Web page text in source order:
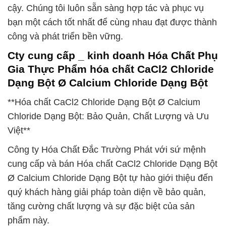
cậy. Chúng tôi luôn sẵn sàng hợp tác và phục vụ
bạn một cách tốt nhất để cùng nhau đạt được thành
công và phát triển bền vững.
Cty cung cấp _ kinh doanh Hóa Chất Phụ
Gia Thực Phẩm hóa chất CaCl2 Chloride
Dạng Bột Ø Calcium Chloride Dạng Bột
**Hóa chất CaCl2 Chloride Dạng Bột Ø Calcium
Chloride Dạng Bột: Bảo Quản, Chất Lượng và Ưu
Việt**
Công ty Hóa Chất Đắc Trường Phát với sứ mệnh
cung cấp và bán Hóa chất CaCl2 Chloride Dạng Bột
Ø Calcium Chloride Dạng Bột tự hào giới thiệu đến
quý khách hàng giải pháp toàn diện về bảo quản,
tăng cường chất lượng và sự đặc biệt của sản
phẩm này.